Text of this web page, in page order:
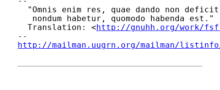
"Omnis enim res, quae dando non
nondum habetur, quomodo habenda est."
  Translation: <
http://gnuhh.org/work/
http://mailman.uugrn.org/mailman/